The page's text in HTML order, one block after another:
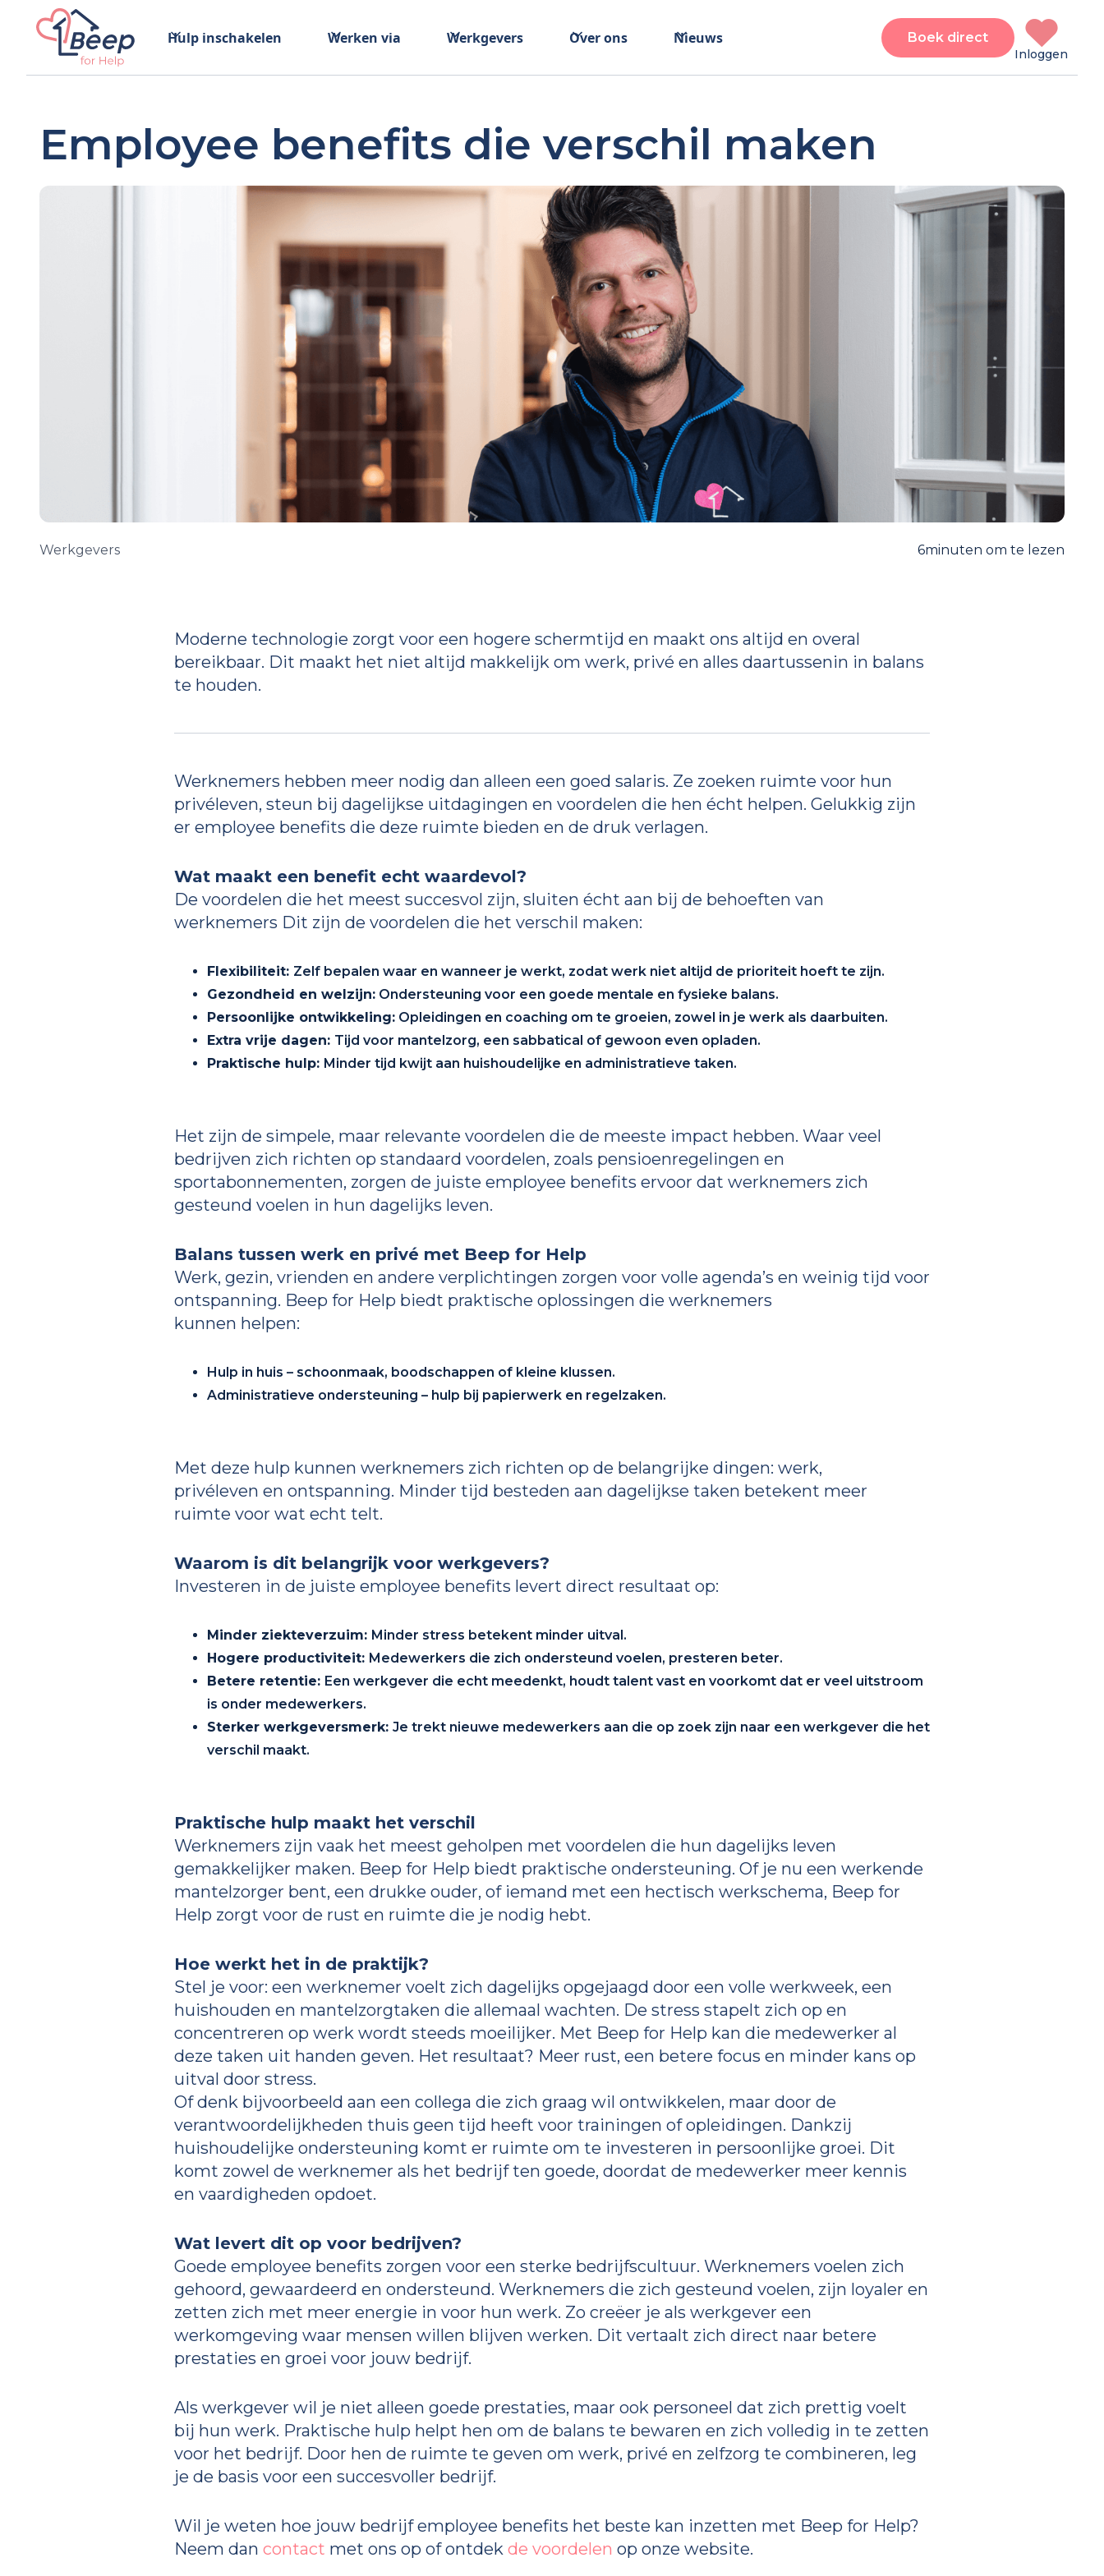
Hulp inschakelen Werken via Werkgevers Over ons Nieuws Boek direct
Inloggen
Employee benefits die verschil maken
Werkgevers 6minuten om te lezen
Moderne technologie zorgt voor een hogere schermtijd en maakt ons altijd en overal
bereikbaar. Dit maakt het niet altijd makkelijk om werk, privé en alles daartussenin in balans
te houden.
Werknemers hebben meer nodig dan alleen een goed salaris. Ze zoeken ruimte voor hun
privéleven, steun bij dagelijkse uitdagingen en voordelen die hen écht helpen. Gelukkig zijn
er employee benefits die deze ruimte bieden en de druk verlagen.
Wat maakt een benefit echt waardevol?
De voordelen die het meest succesvol zijn, sluiten écht aan bij de behoeften van
werknemers Dit zijn de voordelen die het verschil maken:
Flexibiliteit: Zelf bepalen waar en wanneer je werkt, zodat werk niet altijd de prioriteit hoeft te zijn.
Gezondheid en welzijn: Ondersteuning voor een goede mentale en fysieke balans.
Persoonlijke ontwikkeling: Opleidingen en coaching om te groeien, zowel in je werk als daarbuiten.
Extra vrije dagen: Tijd voor mantelzorg, een sabbatical of gewoon even opladen.
Praktische hulp: Minder tijd kwijt aan huishoudelijke en administratieve taken.
Het zijn de simpele, maar relevante voordelen die de meeste impact hebben. Waar veel
bedrijven zich richten op standaard voordelen, zoals pensioenregelingen en
sportabonnementen, zorgen de juiste employee benefits ervoor dat werknemers zich
gesteund voelen in hun dagelijks leven.
Balans tussen werk en privé met Beep for Help
Werk, gezin, vrienden en andere verplichtingen zorgen voor volle agenda’s en weinig tijd voor
ontspanning. Beep for Help biedt praktische oplossingen die werknemers
kunnen helpen:
Hulp in huis – schoonmaak, boodschappen of kleine klussen.
Administratieve ondersteuning – hulp bij papierwerk en regelzaken.
Met deze hulp kunnen werknemers zich richten op de belangrijke dingen: werk,
privéleven en ontspanning. Minder tijd besteden aan dagelijkse taken betekent meer
ruimte voor wat echt telt.
Waarom is dit belangrijk voor werkgevers?
Investeren in de juiste employee benefits levert direct resultaat op:
Minder ziekteverzuim: Minder stress betekent minder uitval.
Hogere productiviteit: Medewerkers die zich ondersteund voelen, presteren beter.
Betere retentie: Een werkgever die echt meedenkt, houdt talent vast en voorkomt dat er veel uitstroom
is onder medewerkers.
Sterker werkgeversmerk: Je trekt nieuwe medewerkers aan die op zoek zijn naar een werkgever die het
verschil maakt.
Praktische hulp maakt het verschil
Werknemers zijn vaak het meest geholpen met voordelen die hun dagelijks leven
gemakkelijker maken. Beep for Help biedt praktische ondersteuning. Of je nu een werkende
mantelzorger bent, een drukke ouder, of iemand met een hectisch werkschema, Beep for
Help zorgt voor de rust en ruimte die je nodig hebt.
Hoe werkt het in de praktijk?
Stel je voor: een werknemer voelt zich dagelijks opgejaagd door een volle werkweek, een
huishouden en mantelzorgtaken die allemaal wachten. De stress stapelt zich op en
concentreren op werk wordt steeds moeilijker. Met Beep for Help kan die medewerker al
deze taken uit handen geven. Het resultaat? Meer rust, een betere focus en minder kans op
uitval door stress.
Of denk bijvoorbeeld aan een collega die zich graag wil ontwikkelen, maar door de
verantwoordelijkheden thuis geen tijd heeft voor trainingen of opleidingen. Dankzij
huishoudelijke ondersteuning komt er ruimte om te investeren in persoonlijke groei. Dit
komt zowel de werknemer als het bedrijf ten goede, doordat de medewerker meer kennis
en vaardigheden opdoet.
Wat levert dit op voor bedrijven?
Goede employee benefits zorgen voor een sterke bedrijfscultuur. Werknemers voelen zich
gehoord, gewaardeerd en ondersteund. Werknemers die zich gesteund voelen, zijn loyaler en
zetten zich met meer energie in voor hun werk. Zo creëer je als werkgever een
werkomgeving waar mensen willen blijven werken. Dit vertaalt zich direct naar betere
prestaties en groei voor jouw bedrijf.
Als werkgever wil je niet alleen goede prestaties, maar ook personeel dat zich prettig voelt
bij hun werk. Praktische hulp helpt hen om de balans te bewaren en zich volledig in te zetten
voor het bedrijf. Door hen de ruimte te geven om werk, privé en zelfzorg te combineren, leg
je de basis voor een succesvoller bedrijf.
Wil je weten hoe jouw bedrijf employee benefits het beste kan inzetten met Beep for Help?
Neem dan contact met ons op of ontdek de voordelen op onze website.